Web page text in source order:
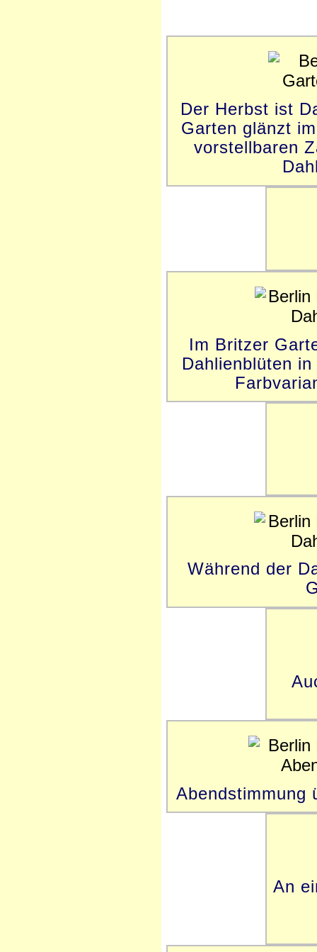
Der Herbst ist
Garten glänzt
vorstellbaren
Im Britzer
Dahlienblüten
Während der
Abendstimmung
An